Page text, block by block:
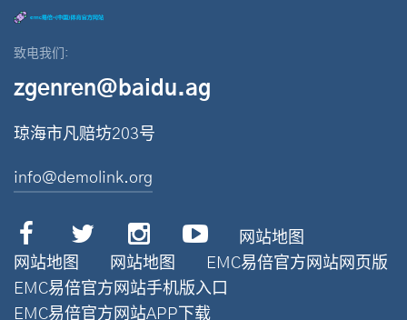
致电我们:
zgenren@baidu.ag
琼海市凡赔坊203号
info@demolink.org
网站地图
网站地图
网站地图
EMC易倍官方网站网页版
EMC易倍官方网站手机版入口
EMC易倍官方网站APP下载